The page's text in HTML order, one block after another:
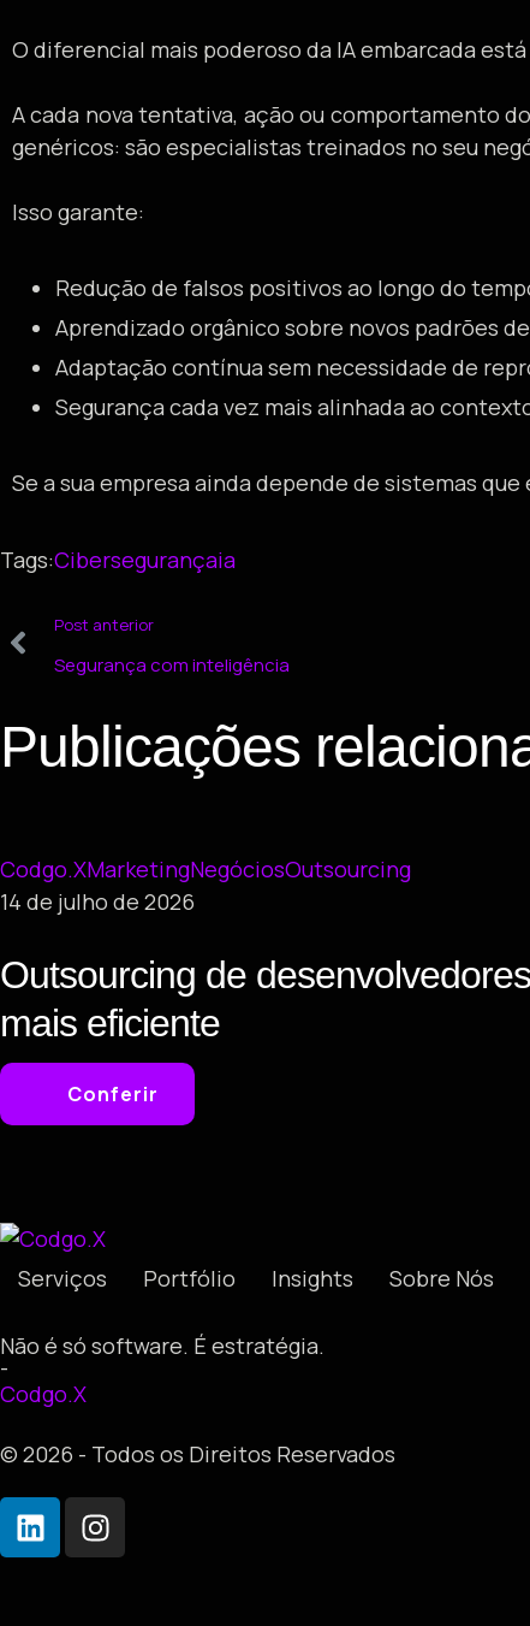
O diferencial mais poderoso da IA embarcada
A cada nova tentativa, ação ou comportamento
genéricos: são especialistas treinados no seu
Isso garante:
Redução de falsos positivos ao longo do
Aprendizado orgânico sobre novos padrões
Adaptação contínua sem necessidade de
Segurança cada vez mais alinhada ao
Se a sua empresa ainda depende de sistemas
Tags:Cibersegurançaia
Post anterior
Segurança com inteligência
Publicações
Codgo.XMarketingNegóciosOutsourcing
14 de julho de 2026
Outsourcing de
mais eficiente
Conferir
Serviços Portfólio Insights Sobre Nós
Não é só software. É estratégia.
-
Codgo.X
© 2026 - Todos os Direitos Reservados